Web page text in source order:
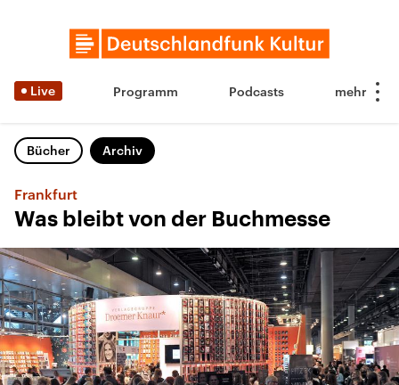
Live Programm Podcasts
Bücher Archiv
Frankfurt
Was bleibt von der Buchmesse